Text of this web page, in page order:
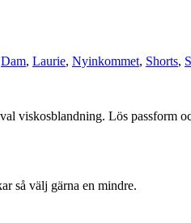
Dam, Laurie, Nyinkommet, Shorts,
viskosblandning. Lös
så välj gärna en mindre.